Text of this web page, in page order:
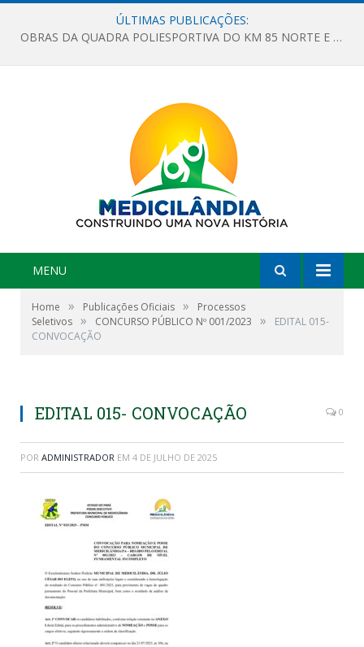
ÚLTIMAS PUBLICAÇÕES:
OBRAS DA QUADRA POLIESPORTIVA DO KM 85 NORTE E DA ESCOLA GASPAR VIANA AVANÇAM
MENU
Home » Publicações Oficiais »
Processos
Seletivos » CONCURSO PÚBLICO Nº 001/2023 »
EDITAL 015-
CONVOCAÇÃO
EDITAL 015- CONVOCAÇÃO 0
POR ADMINISTRADOR EM 4 DE JULHO DE 2025